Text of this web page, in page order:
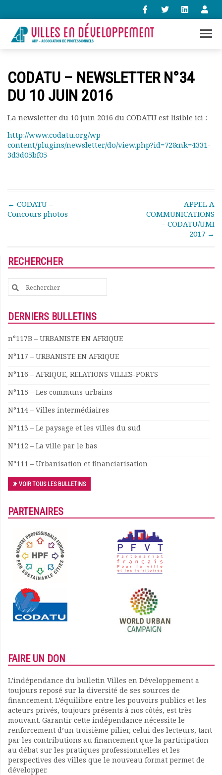
contact@villes-developpement.org
L’association
Qui sommes-nous ?
Présentation vidéo
Le bureau
Assemblées générales
Comptes rendus mensuels
Le bulletin
Présentation du bulletin
Comité de rédaction
développement
Kiosk
Ressources
Podcast-AdP
Dîners débats
Concours vidéo
Matinales
Evénements
Publications et rapports
Les adhérents
Annuaire
Offres d’emploi
Actualités
CODATU – NEWSLETTER N°34
DU 10 JUIN 2016
La newsletter du 10 juin 2016 du CODATU est lisible ici :
http://www.codatu.org/wp-
content/plugins/newsletter/do/view.php?id=72&nk=4331-
3d3d05bf05
Post navigation
← CODATU –
Concours photos
APPEL A
COMMUNICATIONS
– CODATU/UMI
2017 →
RECHERCHER
Search
for:
DERNIERS BULLETINS
n°117B – URBANISTE EN AFRIQUE
N°117 – URBANISTE EN AFRIQUE
N°116 – AFRIQUE, RELATIONS VILLES-PORTS
N°115 – Les communs urbains
N°114 – Villes intermédiaires
N°113 – Le paysage et les villes du sud
N°112 – La ville par le bas
N°111 – Urbanisation et financiarisation
VOIR TOUS LES BULLETINS
PARTENAIRES
FAIRE UN DON
L’indépendance du bulletin Villes en Développement a
toujours reposé sur la diversité de ses sources de
financement. L’équilibre entre les pouvoirs publics et les
acteurs privés, toujours présents à nos côtés, est très
mouvant. Garantir cette indépendance nécessite le
renforcement d’un troisième pilier, celui des lecteurs, tant
par les contributions au financement que la participation
au débat sur les pratiques professionnelles et les
perspectives des villes que le nouveau format permet de
développer.